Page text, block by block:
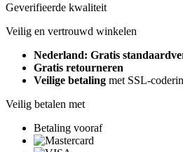
Geverifieerde kwaliteit
Veilig en vertrouwd winkelen
Nederland: Gratis
Gratis retourneren
Veilige betaling met SSL-
Veilig betalen met
Betaling vooraf